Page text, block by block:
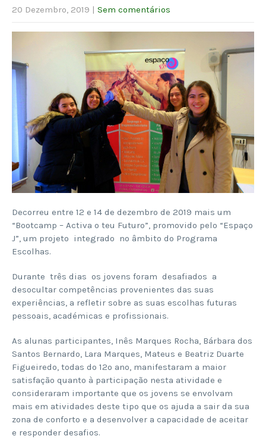
20 Dezembro, 2019 | Sem comentários
Decorreu entre 12 e 14 de dezembro de 2019 mais um
“Bootcamp – Activa o teu Futuro”, promovido pelo “Espaço
J”, um projeto integrado no âmbito do Programa
Escolhas.
Durante três dias os jovens foram desafiados a
desocultar competências provenientes das suas
experiências, a refletir sobre as suas escolhas futuras
pessoais, académicas e profissionais.
As alunas participantes, Inês Marques Rocha, Bárbara dos
Santos Bernardo, Lara Marques, Mateus e Beatriz Duarte
Figueiredo, todas do 12º ano, manifestaram a maior
satisfação quanto à participação nesta atividade e
consideraram importante que os jovens se envolvam
mais em atividades deste tipo que os ajuda a sair da sua
zona de conforto e a desenvolver a capacidade de aceitar
e responder desafios.